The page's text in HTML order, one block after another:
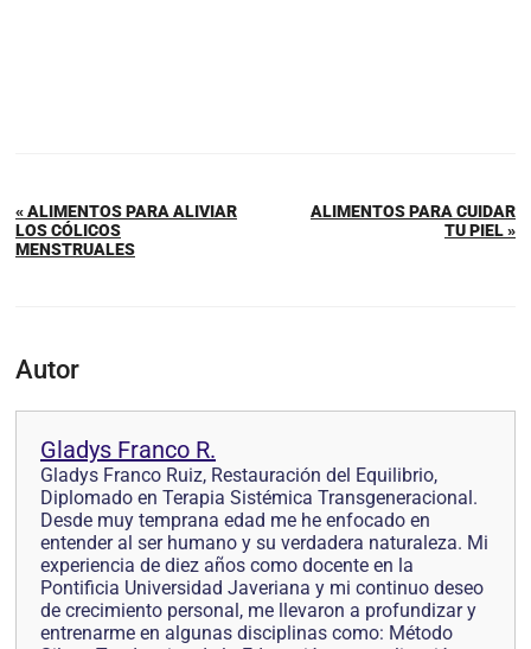
« ALIMENTOS PARA ALIVIAR
LOS CÓLICOS
MENSTRUALES
ALIMENTOS PARA CUIDAR
TU PIEL »
Autor
Gladys Franco R.
Gladys Franco Ruiz, Restauración del Equilibrio,
Diplomado en Terapia Sistémica Transgeneracional.
Desde muy temprana edad me he enfocado en
entender al ser humano y su verdadera naturaleza. Mi
experiencia de diez años como docente en la
Pontificia Universidad Javeriana y mi continuo deseo
de crecimiento personal, me llevaron a profundizar y
entrenarme en algunas disciplinas como: Método